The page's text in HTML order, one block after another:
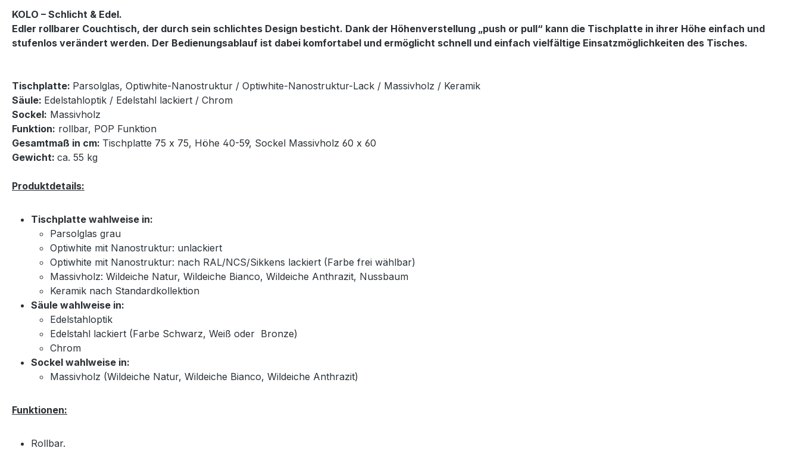
KOLO – Schlicht & Edel.
Edler rollbarer Couchtisch, der durch sein schlichtes Design besticht. Dank der Höhenverstellung „push or pull“ kann die Tischplatte in ihrer Höhe einfach und
stufenlos verändert werden. Der Bedienungsablauf ist dabei komfortabel und ermöglicht schnell und einfach vielfältige Einsatzmöglichkeiten des Tisches.
Tischplatte: Parsolglas, Optiwhite-Nanostruktur / Optiwhite-Nanostruktur-Lack / Massivholz / Keramik
Säule: Edelstahloptik / Edelstahl lackiert / Chrom
Sockel: Massivholz
Funktion: rollbar, POP Funktion
Gesamtmaß in cm: Tischplatte 75 x 75, Höhe 40-59, Sockel Massivholz 60 x 60
Gewicht: ca. 55 kg
Produktdetails:
Tischplatte wahlweise in:
Parsolglas grau
Optiwhite mit Nanostruktur: unlackiert
Optiwhite mit Nanostruktur: nach RAL/NCS/Sikkens lackiert (Farbe frei wählbar)
Massivholz: Wildeiche Natur, Wildeiche Bianco, Wildeiche Anthrazit, Nussbaum
Keramik nach Standardkollektion
Säule wahlweise in:
Edelstahloptik
Edelstahl lackiert (Farbe Schwarz, Weiß oder Bronze)
Chrom
Sockel wahlweise in:
Massivholz (Wildeiche Natur, Wildeiche Bianco, Wildeiche Anthrazit)
Funktionen:
Rollbar.